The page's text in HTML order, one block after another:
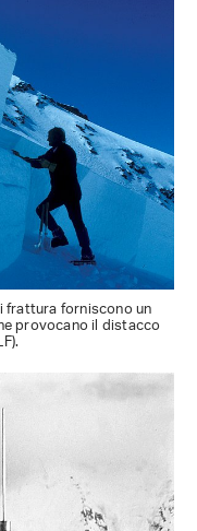
frattura forniscono un
provocano il distacco